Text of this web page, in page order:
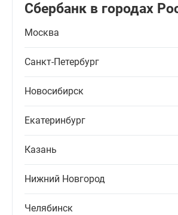
Сбербанк в городах
Москва
Санкт-Петербург
Новосибирск
Екатеринбург
Казань
Нижний Новгород
Челябинск